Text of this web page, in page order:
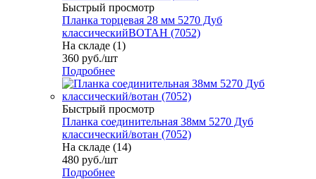
Быстрый просмотр
Планка торцевая 28 мм 5270 Дуб
классическийВОТАН (7052)
На складе (1)
360 руб./шт
Подробнее
Быстрый просмотр
Планка соединительная 38мм 5270 Дуб
классический/вотан (7052)
На складе (14)
480 руб./шт
Подробнее